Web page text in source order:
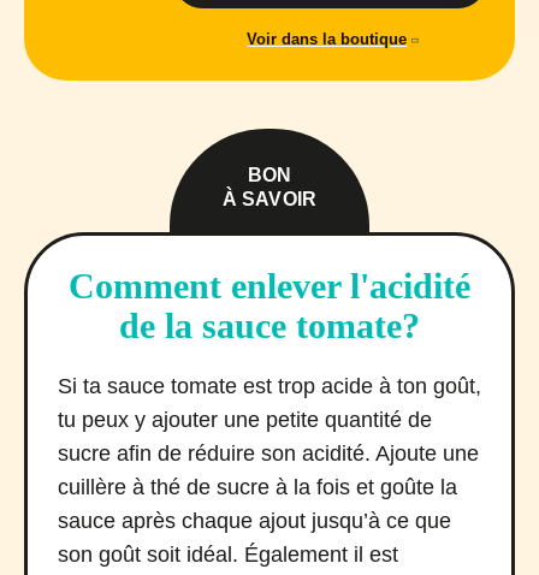
Voir dans la boutique
BON
À SAVOIR
Comment enlever l'acidité
de la sauce tomate?
Si ta sauce tomate est trop acide à ton goût,
tu peux y ajouter une petite quantité de
sucre afin de réduire son acidité. Ajoute une
cuillère à thé de sucre à la fois et goûte la
sauce après chaque ajout jusqu’à ce que
son goût soit idéal. Également il est